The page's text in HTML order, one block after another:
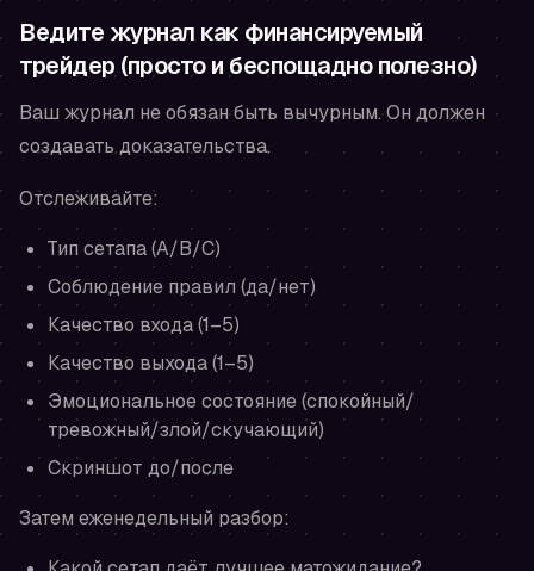
Ведите журнал как финансируемый
трейдер (просто и беспощадно полезно)
Ваш журнал не обязан быть вычурным. Он должен
создавать доказательства.
Отслеживайте:
Тип сетапа (A/B/C)
Соблюдение правил (да/нет)
Качество входа (1–5)
Качество выхода (1–5)
Эмоциональное состояние (спокойный/
тревожный/злой/скучающий)
Скриншот до/после
Затем еженедельный разбор: